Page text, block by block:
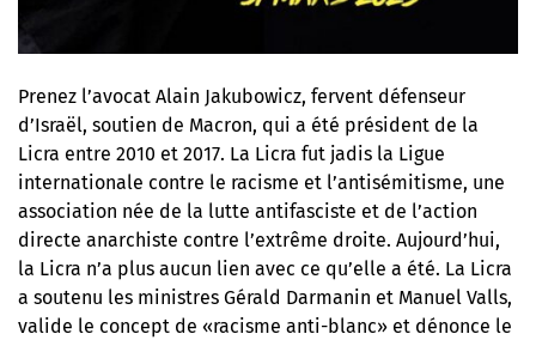
Prenez l’avocat Alain Jakubowicz, fervent défenseur
d’Israël, soutien de Macron, qui a été président de la
Licra entre 2010 et 2017. La Licra fut jadis la Ligue
internationale contre le racisme et l’antisémitisme, une
association née de la lutte antifasciste et de l’action
directe anarchiste contre l’extrême droite. Aujourd’hui,
la Licra n’a plus aucun lien avec ce qu’elle a été. La Licra
a soutenu les ministres Gérald Darmanin et Manuel Valls,
valide le concept de «racisme anti-blanc» et dénonce le